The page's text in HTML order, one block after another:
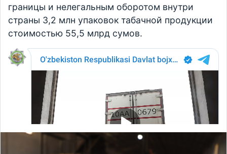
границы и нелегальным оборотом внутри
страны 3,2 млн упаковок табачной продукции
стоимостью 55,5 млрд сумов.